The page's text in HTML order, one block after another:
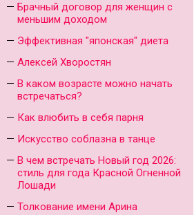
Брачный договор для женщин с
меньшим доходом
Эффективная "японская" диета
Алексей Хворостян
В каком возрасте можно начать
встречаться?
Как влюбить в себя парня
Искусство соблазна в танце
В чем встречать Новый год 2026:
стиль для года Красной Огненной
Лошади
Толкование имени Арина